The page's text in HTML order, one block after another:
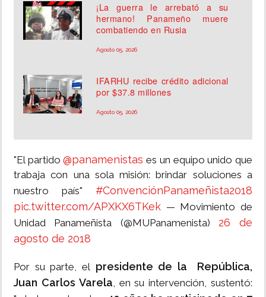
¡La guerra le arrebató a su
hermano! Panameño muere
combatiendo en Rusia
Agosto 05, 2026
IFARHU recibe crédito adicional
por $37.8 millones
Agosto 05, 2026
"El partido@panamenistas es un equipo unido que
trabaja con una sola misión: brindar soluciones a
nuestro país" #ConvenciónPanameñista2018
pic.twitter.com/APXKX6TKek — Movimiento de
Unidad Panameñista (@MUPanamenista) 26 de
agosto de 2018
Por su parte, el presidente de la República,
Juan Carlos Varela, en su intervención, sustentó: